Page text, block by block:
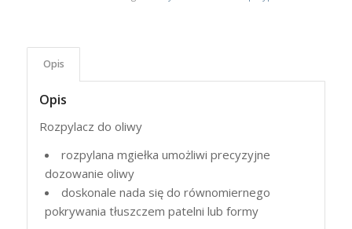
Opis
Opis
Rozpylacz do oliwy
rozpylana mgiełka umożliwi precyzyjne
dozowanie oliwy
doskonale nada się do równomiernego
pokrywania tłuszczem patelni lub formy